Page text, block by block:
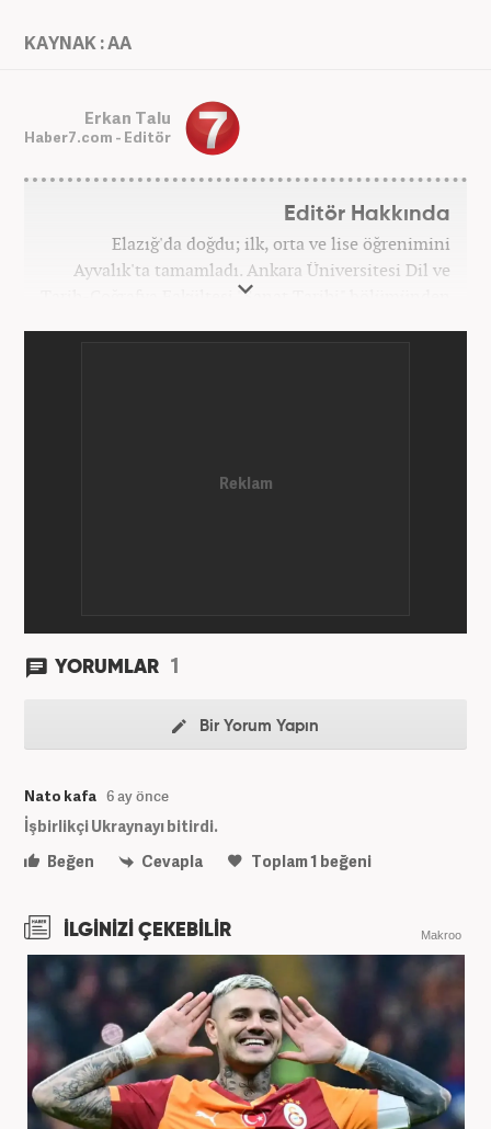
KAYNAK : AA
Erkan Talu
Haber7.com - Editör
Editör Hakkında
Elazığ'da doğdu; ilk, orta ve lise öğrenimini
Ayvalık'ta tamamladı. Ankara Üniversitesi Dil ve
Tarih-Coğrafya Fakültesi "Sanat Tarihi" bölümünden
YORUMLAR 1
Bir Yorum Yapın
Nato kafa 6 ay önce
İşbirlikçi Ukraynayı bitirdi.
Beğen
Cevapla Toplam1 beğeni
İLGİNİZİ ÇEKEBİLİR Makroo